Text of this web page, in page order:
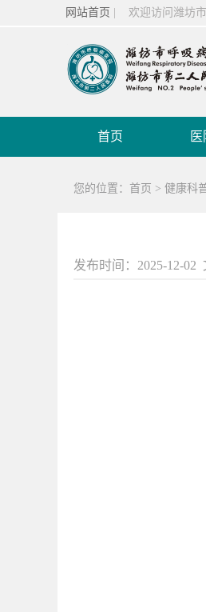
网站首页 | 欢迎访问潍坊
首页
您的位置： 首页 > 健康科
发布时间：2025-12-02